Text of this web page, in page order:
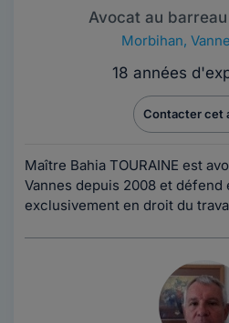
Avocat au
Morbihan,
18 années
Contacter cet
Maître Bahia TOURAINE est
Vannes depuis 2008 et
exclusivement en droit du